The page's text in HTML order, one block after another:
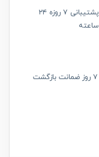
پشتیبانی
۷ روزه ۲۴
ساعته
۷ روز ضمانت بازگشت